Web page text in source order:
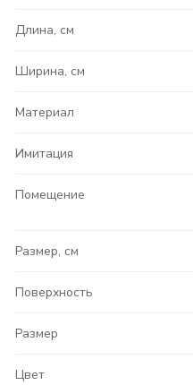
Длина, см
Ширина, см
Материал
Имитация
Помещение
Размер, см
Поверхность
Размер
Цвет